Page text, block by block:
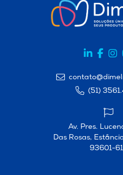
(51)
Av. Pres.
Das Rosas,
93601-